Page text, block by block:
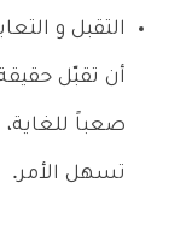
التقبل و
أن تقبّل
صعباً
تسهل الأمر.